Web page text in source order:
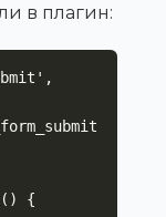
в плагин:
{